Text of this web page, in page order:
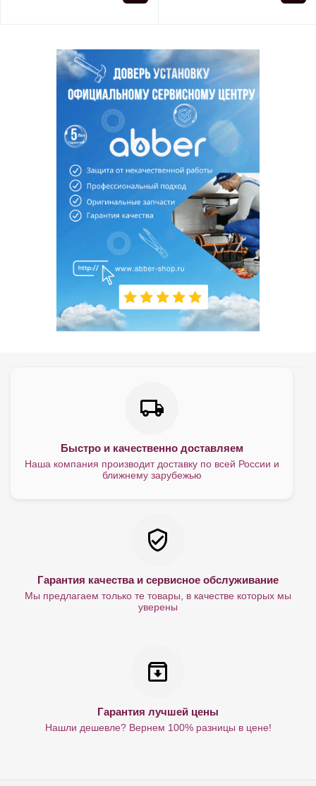
Быстро и качественно доставляем
Наша компания производит доставку по всей России и
ближнему зарубежью
Гарантия качества и сервисное обслуживание
Мы предлагаем только те товары, в качестве которых мы
уверены
Гарантия лучшей цены
Нашли дешевле? Вернем 100% разницы в цене!